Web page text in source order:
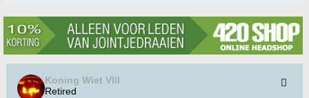
Koning Wiet VIII
Retired